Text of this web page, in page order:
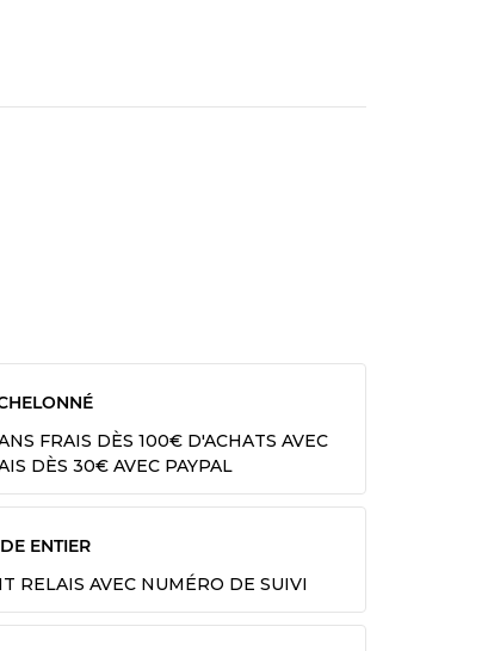
FRAIS DÈS 100€ D'ACHATS AVEC
DÈS 30€ AVEC PAYPAL
ENTIER
RELAIS AVEC NUMÉRO DE SUIVI